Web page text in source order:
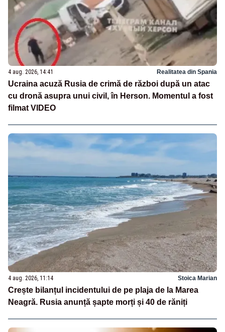
4 aug. 2026, 14:41 Realitatea din Spania
Ucraina acuză Rusia de crimă de război după un atac
cu dronă asupra unui civil, în Herson. Momentul a fost
filmat VIDEO
4 aug. 2026, 11:14 Stoica Marian
Crește bilanțul incidentului de pe plaja de la Marea
Neagră. Rusia anunță șapte morți și 40 de răniți